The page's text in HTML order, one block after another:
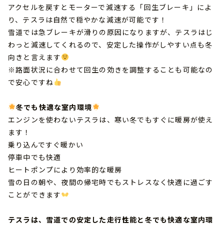
アクセルを戻すとモーターで減速する「回生ブレーキ」によ
り、テスラは自然で穏やかな減速が可能です！
雪道では急ブレーキが滑りの原因になりますが、テスラはじ
わっと減速してくれるので、安定した操作がしやすい点も冬
向きと言えます
※路面状況に合わせて回生の効きを調整することも可能なの
で安心ですね
冬でも快適な室内環境
エンジンを使わないテスラは、寒い冬でもすぐに暖房が使え
ます！
乗り込んですぐ暖かい
停車中でも快適
ヒートポンプにより効率的な暖房
雪の日の朝や、夜間の帰宅時でもストレスなく快適に過ごす
ことができます
テスラは、雪道での安定した走行性能と冬でも快適な室内環